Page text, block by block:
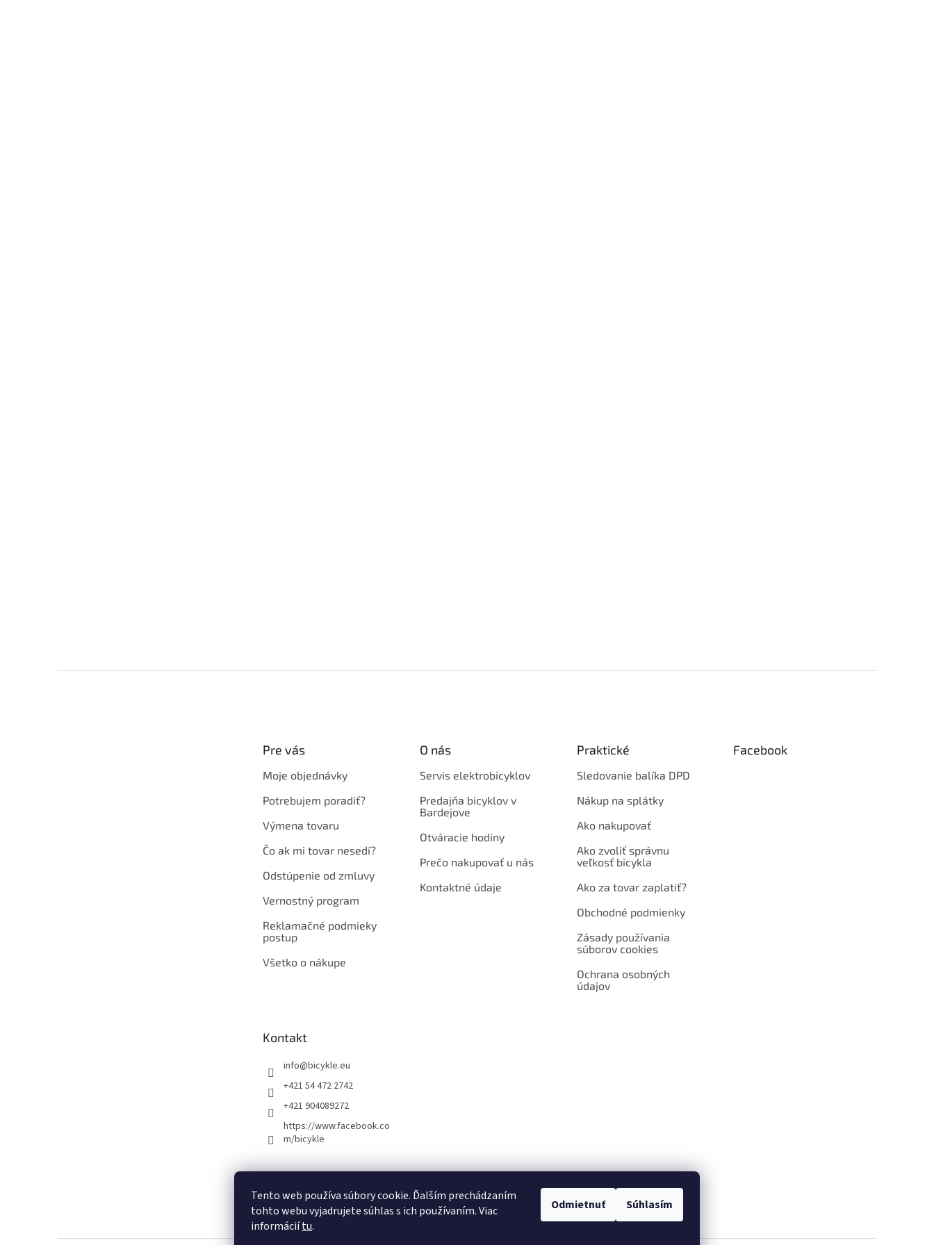
Tento web používa súbory cookie. Ďalším prechádzaním
tohto webu vyjadrujete súhlas s ich používaním. Viac
informáciítu.
Odmietnuť Súhlasím
Pre vás
Moje objednávky
Potrebujem poradiť?
Výmena tovaru
Čo ak mi tovar nesedí?
Odstúpenie od zmluvy
Vernostný program
Reklamačné podmieky
postup
Všetko o nákupe
O nás
Servis elektrobicyklov
Predajňa bicyklov v
Bardejove
Otváracie hodiny
Prečo nakupovať u nás
Kontaktné údaje
Praktické
Sledovanie balíka DPD
Nákup na splátky
Ako nakupovať
Ako zvoliť správnu
veľkosť bicykla
Ako za tovar zaplatiť?
Obchodné podmienky
Zásady používania
súborov cookies
Ochrana osobných
údajov
Facebook
Kontakt
info@bicykle.eu
+421 54 472 2742
+421 904089272
https://www.facebook.co
m/bicykle